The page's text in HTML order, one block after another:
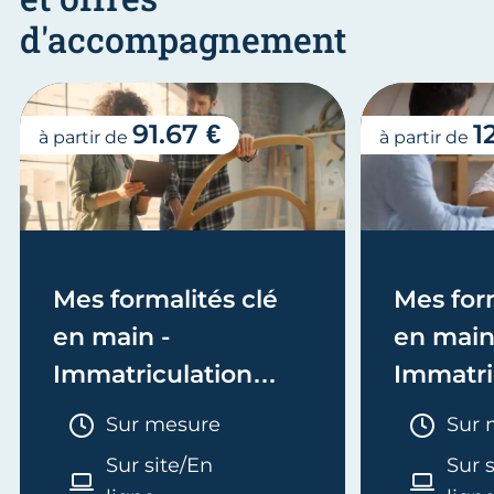
d'accompagnement
Mes formalités clé
en main -
Immatriculation
(EI/Micro-entreprise
ou réel)
Durée :
Sur mesure
Sur site/En
à partir de 91.67 €
Mes
en
Sur
Sur
à partir de